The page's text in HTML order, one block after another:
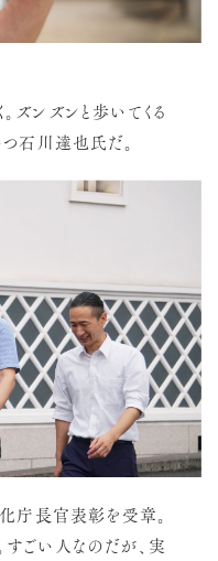
ズンズンと歩いてくる
石川達也氏だ。
庁長官表彰を受章。
すごい人なのだが、実